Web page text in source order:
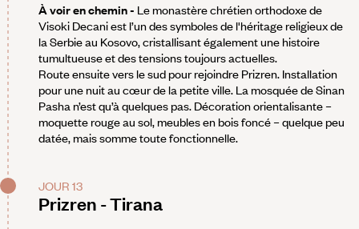
À voir en chemin - Le monastère chrétien orthodoxe de
Visoki Decani est l’un des symboles de l'héritage religieux de
la Serbie au Kosovo, cristallisant également une histoire
tumultueuse et des tensions toujours actuelles.
Route ensuite vers le sud pour rejoindre Prizren. Installation
pour une nuit au cœur de la petite ville. La mosquée de Sinan
Pasha n’est qu’à quelques pas. Décoration orientalisante –
moquette rouge au sol, meubles en bois foncé – quelque peu
datée, mais somme toute fonctionnelle.
JOUR 13
Prizren - Tirana